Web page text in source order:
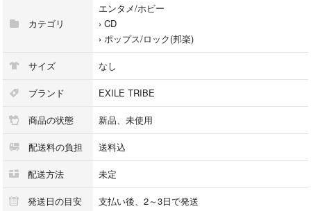
カテゴリ
エンタメ/ホビー
› CD
› ポップス/ロック(邦楽)
サイズ なし
ブランド EXILE TRIBE
商品の状態 新品、未使用
配送料の負担 送料込
配送方法 未定
発送日の目安 支払い後、2～3日で発送